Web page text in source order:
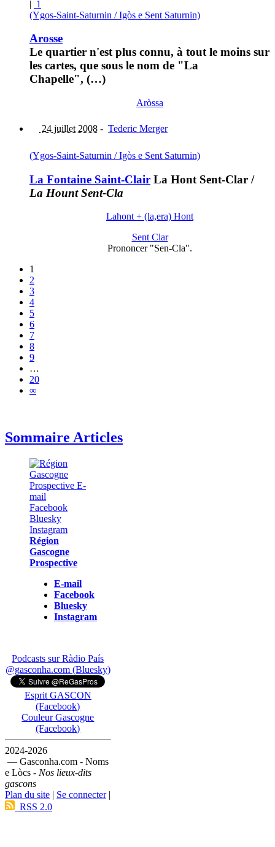
| 1
(Ygos-Saint-Saturnin / Igòs e Sent Saturnin)
Arosse
Le quartier n'est plus connu, à tout le moins sur
les cartes, que sous le nom de "La
Chapelle", (…)
Aròssa
24 juillet 2008 - Tederic Merger
(Ygos-Saint-Saturnin / Igòs e Sent Saturnin)
La Fontaine Saint-Clair La Hont Sent-Clar /
La Hount Sent-Cla
Lahont + (la,era) Hont
Sent Clar
Prononcer "Sen-Cla".
1
2
3
4
5
6
7
8
9
…
20
∞
Sommaire Articles
Région
Gascogne
Prospective
E-mail
Facebook
Bluesky
Instagram
Podcasts sur Ràdio País
@gasconha.com (Bluesky)
Esprit GASCON
(Facebook)
Couleur Gascogne
(Facebook)
2024-2026
— Gasconha.com - Noms
e Lòcs - Nos lieux-dits
gascons
Plan du site | Se connecter|
RSS 2.0